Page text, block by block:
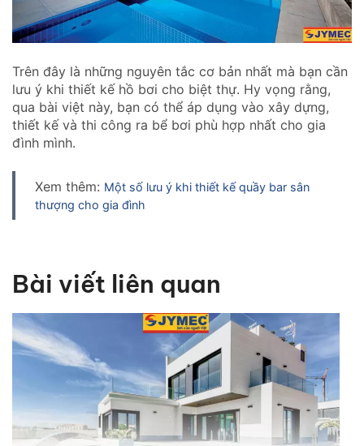
Trên đây là những nguyên tắc cơ bản nhất mà bạn cần
lưu ý khi thiết kế hồ bơi cho biệt thự. Hy vọng rằng,
qua bài việt này, bạn có thể áp dụng vào xây dựng,
thiết kế và thi công ra bể bơi phù hợp nhất cho gia
đình mình.
Xem thêm: Một số lưu ý khi thiết kế quầy bar sân
thượng cho gia đình
Bài viết liên quan